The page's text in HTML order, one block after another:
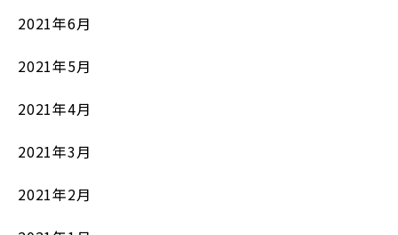
2021年6月
2021年5月
2021年4月
2021年3月
2021年2月